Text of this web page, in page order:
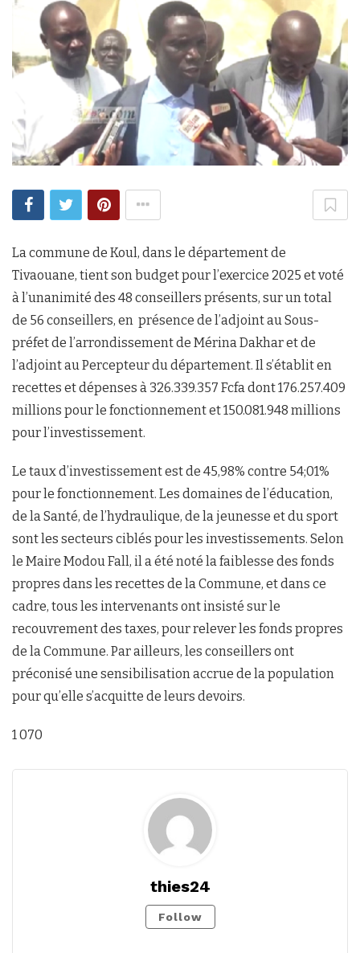
La commune de Koul, dans le département de
Tivaouane, tient son budget pour l’exercice 2025 et voté
à l’unanimité des 48 conseillers présents, sur un total
de 56 conseillers, en présence de l’adjoint au Sous-
préfet de l’arrondissement de Mérina Dakhar et de
l’adjoint au Percepteur du département. Il s’établit en
recettes et dépenses à 326.339.357 Fcfa dont 176.257.409
millions pour le fonctionnement et 150.081.948 millions
pour l’investissement.
Le taux d’investissement est de 45,98% contre 54;01%
pour le fonctionnement. Les domaines de l’éducation,
de la Santé, de l’hydraulique, de la jeunesse et du sport
sont les secteurs ciblés pour les investissements. Selon
le Maire Modou Fall, il a été noté la faiblesse des fonds
propres dans les recettes de la Commune, et dans ce
cadre, tous les intervenants ont insisté sur le
recouvrement des taxes, pour relever les fonds propres
de la Commune. Par ailleurs, les conseillers ont
préconisé une sensibilisation accrue de la population
pour qu’elle s’acquitte de leurs devoirs.
1 070
thies24
Follow